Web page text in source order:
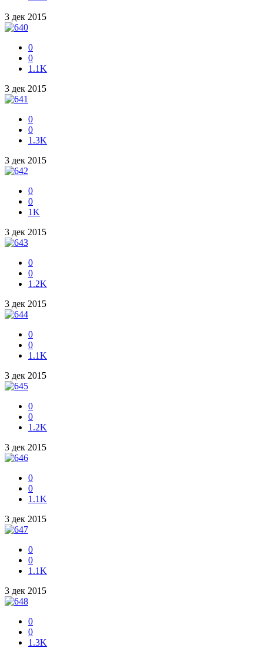
3 дек 2015
0
0
1.1K
3 дек 2015
0
0
1.3K
3 дек 2015
0
0
1K
3 дек 2015
0
0
1.2K
3 дек 2015
0
0
1.1K
3 дек 2015
0
0
1.2K
3 дек 2015
0
0
1.1K
3 дек 2015
0
0
1.1K
3 дек 2015
0
0
1.3K